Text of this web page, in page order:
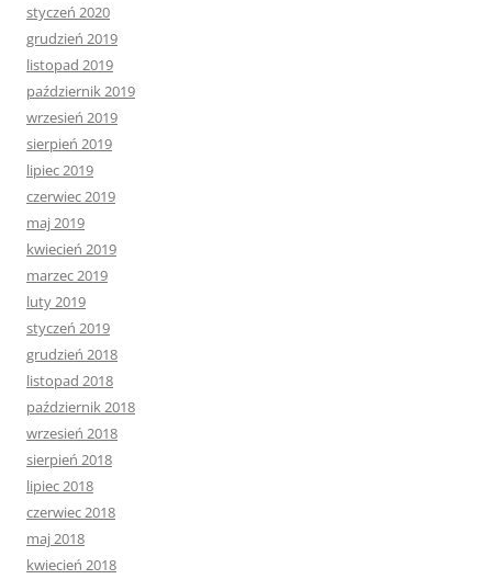
styczeń 2020
grudzień 2019
listopad 2019
październik 2019
wrzesień 2019
sierpień 2019
lipiec 2019
czerwiec 2019
maj 2019
kwiecień 2019
marzec 2019
luty 2019
styczeń 2019
grudzień 2018
listopad 2018
październik 2018
wrzesień 2018
sierpień 2018
lipiec 2018
czerwiec 2018
maj 2018
kwiecień 2018